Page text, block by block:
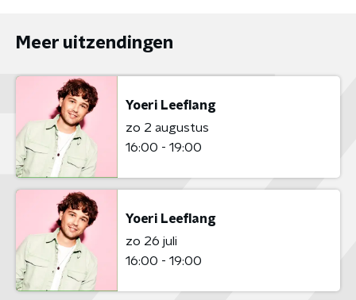
Meer uitzendingen
Yoeri Leeflang
zo 2 augustus
16:00 - 19:00
Yoeri Leeflang
zo 26 juli
16:00 - 19:00